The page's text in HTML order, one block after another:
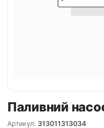
Паливний
Артикул: 313011313034